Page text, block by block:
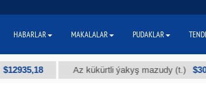
Az kükürtli ýakyş mazudy (t.) $300
HABARLAR MAKALALAR PUDAKLAR